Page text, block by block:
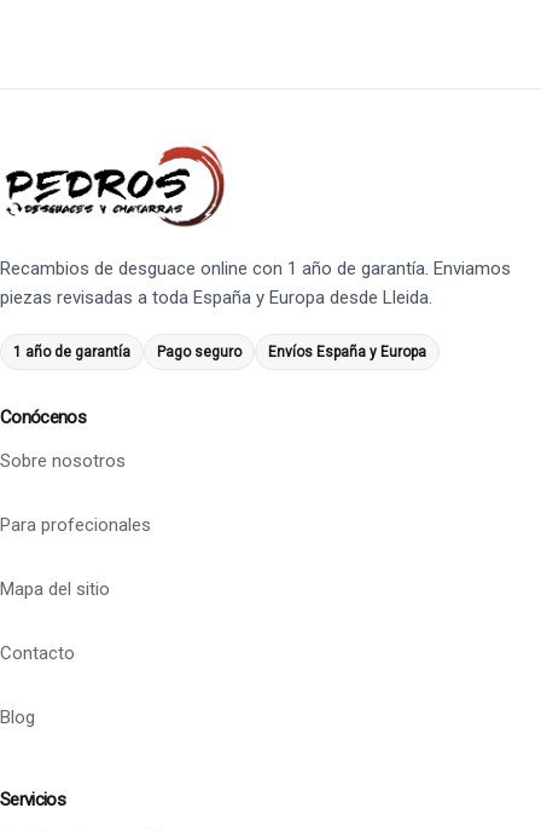
Recambios de desguace online con 1 año de garantía. Enviamos
piezas revisadas a toda España y Europa desde Lleida.
1 año de garantía Pago seguro Envíos España y Europa
Conócenos
Sobre nosotros
Para profecionales
Mapa del sitio
Contacto
Blog
Servicios